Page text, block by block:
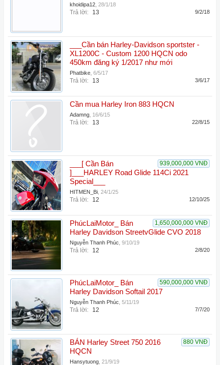
khoidipa12 28/1/18
Trả lời: 13 9/2/18
___Cần bán Harley-Davidson sportster -
XL1200C - Custom 1200 HQCN odo
450km đăng ký 1/2017 như mới
Phatbike 6/5/17
Trả lời: 13 3/6/17
Cần mua Harley Iron 883 HQCN
Adamng 16/6/15
Trả lời: 13 22/8/15
939,000,000 VNĐ
___[ Cần Bán
]___HARLEY Road Glide 114Ci 2021
Special___
HITMEN_Bi 24/1/25
Trả lời: 12 12/10/25
1,650,000,000 VNĐ
PhúcLaiMotor_ Bán
Harley Davidson StreetvGlide CVO 2018
Nguyễn Thanh Phúc 9/10/19
Trả lời: 12 2/8/20
590,000,000 VNĐ
PhúcLaiMotor_ Bán
Harley Davidson Softail 2017
Nguyễn Thanh Phúc 5/11/19
Trả lời: 12 7/7/20
880 VNĐ
BÁN Harley Street 750 2016
HQCN
Hansytuong 21/9/19